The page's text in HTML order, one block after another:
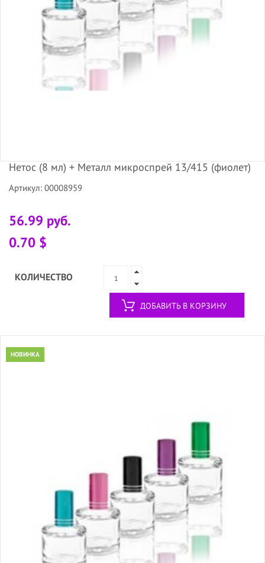
Нетос (8 мл) + Металл микроспрей 13/415 (фиолет)
Артикул: 00008959
56.99 руб.
0.70 $
КОЛИЧЕСТВО
ДОБАВИТЬ В КОРЗИНУ
НОВИНКА